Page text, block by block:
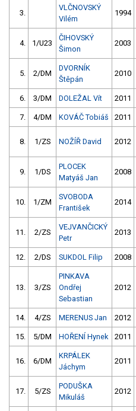
3.
VLČNOVSKÝ
Vilém
1994
4. 1/U23
ČIHOVSKÝ
Šimon
2003
5. 2/DM
DVORNÍK
Štěpán
2010
6. 3/DM DOLEŽAL Vít 2011
7. 4/DM KOVÁČ Tobiáš 2011
8. 1/ZS NOŽÍŘ David 2012
9. 1/DS
PLOCEK
Matyáš Jan
2008
10. 1/ZM
SVOBODA
František
2014
11. 2/ZS
VEJVANČICKÝ
Petr
2013
12. 2/DS SUKDOL Filip 2008
13. 3/ZS
PINKAVA
Ondřej
Sebastian
2012
14. 4/ZS MERENUS Jan 2012
15. 5/DM HOŘENÍ Hynek 2011
16. 6/DM
KRPÁLEK
Jáchym
2011
17. 5/ZS
PODUŠKA
Mikuláš
2012